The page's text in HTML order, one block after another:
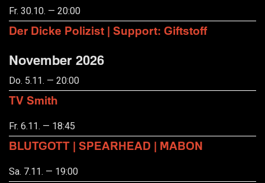
Fr. 30.10. — 20:00
Der Dicke Polizist | Support: Giftstoff
November 2026
Do. 5.11. — 20:00
TV Smith
Fr. 6.11. — 18:45
BLUTGOTT | SPEARHEAD | MABON
Sa. 7.11. — 19:00